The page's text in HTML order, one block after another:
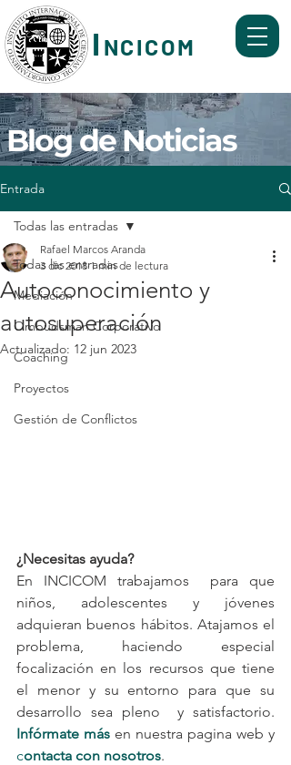
I NCICOM
Blog de Noticias
Entrada
Todas las entradas
Mediación
Ombudsman Corporativo
Coaching
Proyectos
Gestión de Conflictos
Todas las entradas
Autoconocimiento y
autosuperación
Rafael Marcos Aranda
3 dic 2018 1 min de lectura
Actualizado: 12 jun 2023
¿Necesitas ayuda?
En INCICOM trabajamos  para que
niños, adolescentes y jóvenes
adquieran buenos hábitos. Atajamos el
problema, haciendo especial
focalización en los recursos que tiene
el menor y su entorno para que su
Infórmate más
contacta con nosotros.